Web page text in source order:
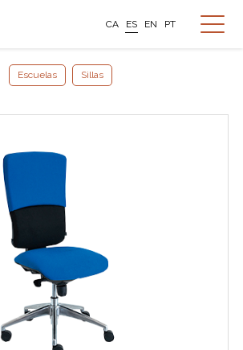
CA ES EN PT
Escuelas Sillas